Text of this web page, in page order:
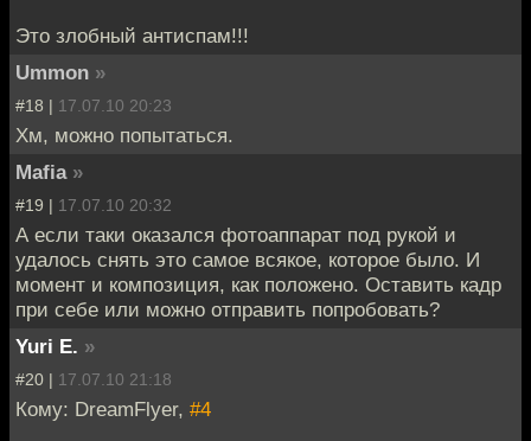
Это злобный антиспам!!!
Ummon »
#18 | 17.07.10 20:23
Хм, можно попытаться.
Mafia »
#19 | 17.07.10 20:32
А если таки оказался фотоаппарат под рукой и
удалось снять это самое всякое, которое было. И
момент и композиция, как положено. Оставить кадр
при себе или можно отправить попробовать?
Yuri E. »
#20 | 17.07.10 21:18
Кому: DreamFlyer, #4